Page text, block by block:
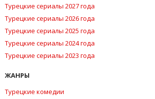
Турецкие сериалы 2027 года
Турецкие сериалы 2026 года
Турецкие сериалы 2025 года
Турецкие сериалы 2024 года
Турецкие сериалы 2023 года
ЖАНРЫ
Турецкие комедии